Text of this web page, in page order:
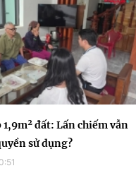
đất: Lấn chiếm vẫn
sử dụng?